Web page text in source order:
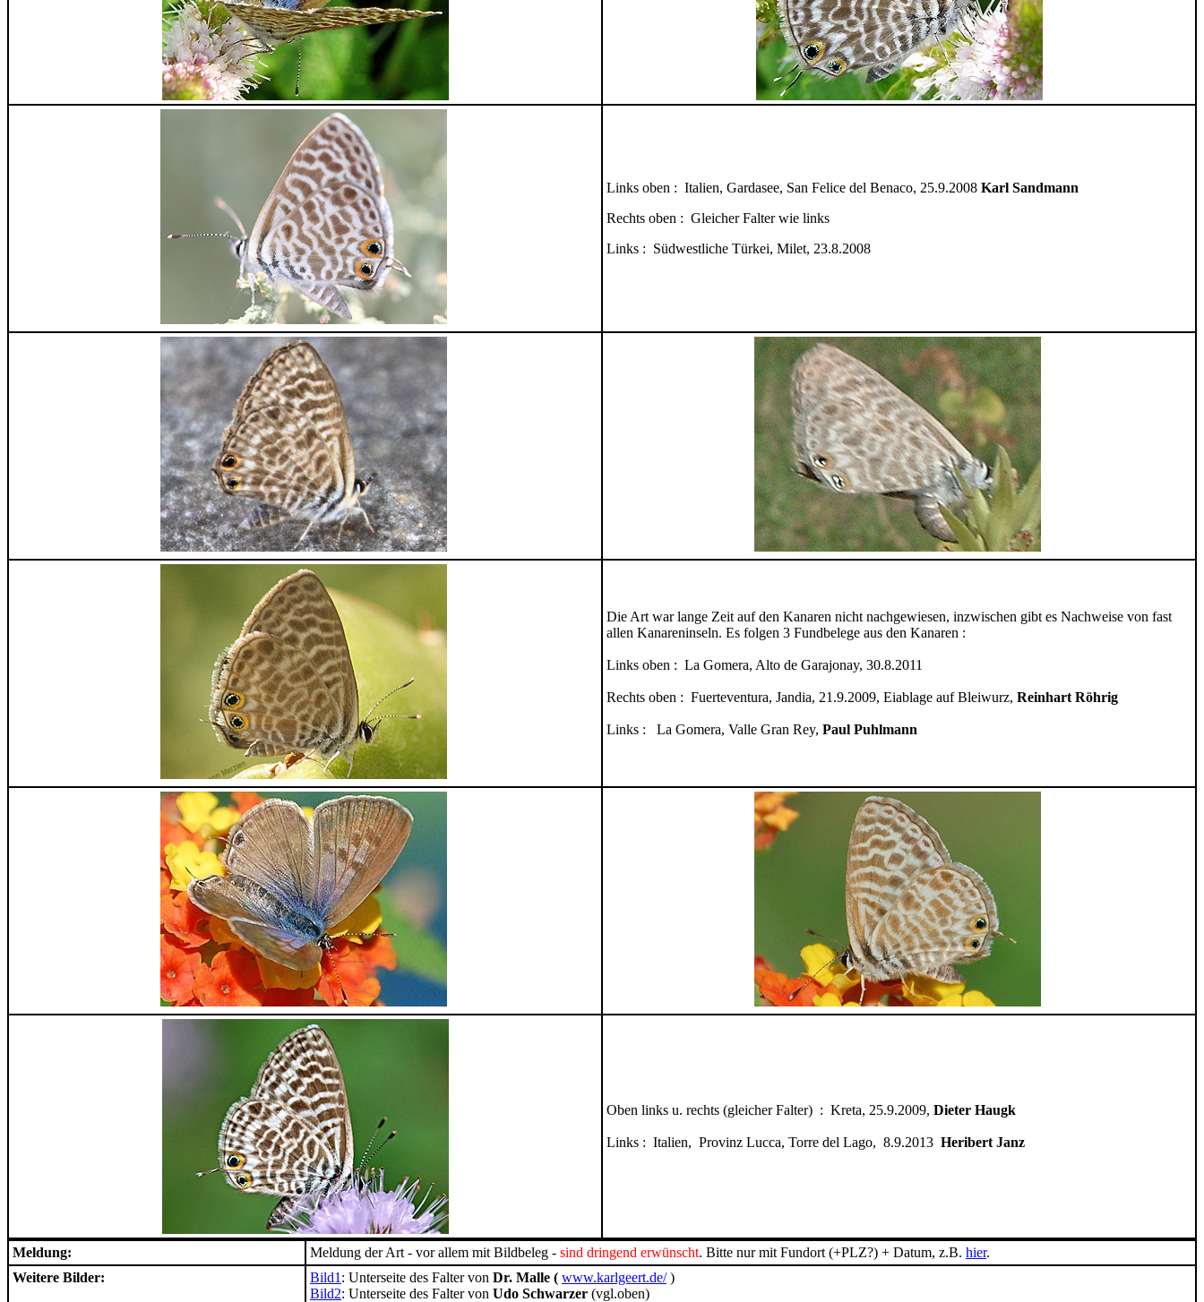
Links oben : Italien, Gardasee, San Felice del Benaco, 25.9.2008 Karl Sandmann
Rechts oben : Gleicher Falter wie links
Links : Südwestliche Türkei, Milet, 23.8.2008
Die Art war lange Zeit auf den Kanaren nicht nachgewiesen, inzwischen gibt es Nachweise von fast
allen Kanareninseln. Es folgen 3 Fundbelege aus den Kanaren :
Links oben : La Gomera, Alto de Garajonay, 30.8.2011
Rechts oben : Fuerteventura, Jandia, 21.9.2009, Eiablage auf Bleiwurz, Reinhart Röhrig
Links : La Gomera, Valle Gran Rey, Paul Puhlmann
Oben links u. rechts (gleicher Falter) : Kreta, 25.9.2009, Dieter Haugk
Links : Italien, Provinz Lucca, Torre del Lago, 8.9.2013 Heribert Janz
Meldung: Meldung der Art - vor allem mit Bildbeleg - sind dringend erwünscht. Bitte nur mit Fundort (+PLZ?) + Datum, z.B. hier.
Weitere Bilder:
Bild1 : Unterseite des Falter von Dr. Malle ( www.karlgeert.de/)
Bild2: Unterseite des Falter von Udo Schwarzer (vgl.oben)